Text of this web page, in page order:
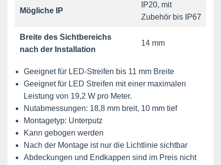
Mögliche IP
IP20, mit
Zubehör bis IP67
Breite des Sichtbereichs
nach der Installation
14 mm
Geeignet für LED-Streifen bis 11 mm Breite
Geeignet für LED Streifen mit einer maximalen
Leistung von 19,2 W pro Meter.
Nutabmessungen: 18,8 mm breit, 10 mm tief
Montagetyp: Unterputz
Kann gebogen werden
Nach der Montage ist nur die Lichtlinie sichtbar
Abdeckungen und Endkappen sind im Preis nicht